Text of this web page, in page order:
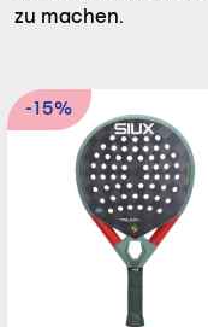
zu machen.
-15%